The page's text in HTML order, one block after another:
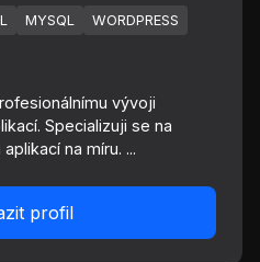
MYSQL
WORDPRESS
vývoji
Specializuji se na
na míru. ...
profil